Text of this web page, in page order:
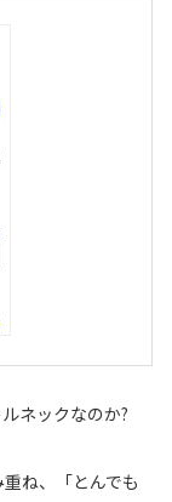
ネックなのか?
ね、「とんでも